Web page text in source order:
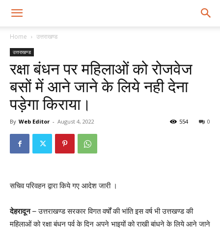
Home उत्तराखण्ड
उत्तराखण्ड
रक्षा बंधन पर महिलाओं को रोजवेज
बसों में आने जाने के लिये नही देना
पड़ेगा किराया।
By Web Editor - August 4, 2022 0
554
सचिव परिवहन द्वारा किये गए आदेश जारी ।
देहरादून– उत्तराखण्ड सरकार विगत वर्षों की भांति इस वर्ष भी उत्तखण्ड की
महिलाओं को रक्षा बंधन पर्व के दिन अपने भाइयों को राखी बांधने के लिये आने जाने